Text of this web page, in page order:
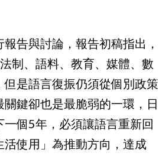
告與討論，報告初稿指出，
制、語料、教育、媒體、數
是語言復振仍須從個別政策
鍵卻也是最脆弱的一環，日
個5年，必須讓語言重新回
使用」為推動方向，達成